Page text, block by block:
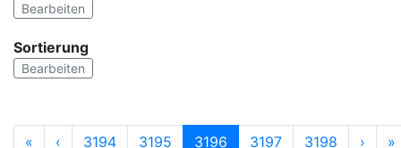
Bearbeiten
Sortierung
Bearbeiten
« ‹ 3194 3195 3196 3197 3198 › »